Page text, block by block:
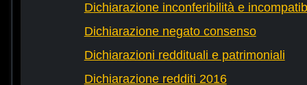
Dichiarazione inconferibilità e
Dichiarazione negato consenso
Dichiarazioni reddituali e patrimoniali
Dichiarazione redditi 2016